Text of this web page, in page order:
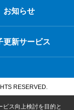
お知らせ
更新サービス
RESERVED.
ス向上検討を目的と